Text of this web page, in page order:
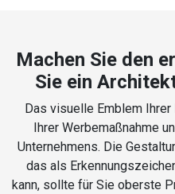
Machen Sie den
Sie ein
Das visuelle Emblem
Ihrer Werbemaßnahme
Unternehmens. Die
das als
kann, sollte für Sie oberste